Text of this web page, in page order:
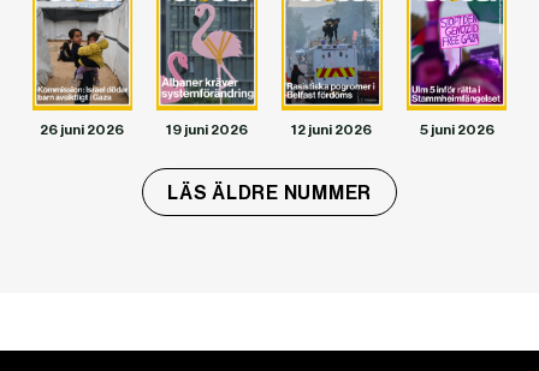
26 juni 2026 19 juni 2026 12 juni 2026 5 juni 2026
LÄS ÄLDRE NUMMER